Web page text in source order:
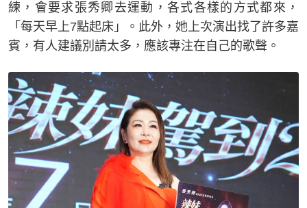
練，會要求張秀卿去運動，各式各樣的方式都來，
「每天早上7點起床」。此外，她上次演出找了許多嘉
賓，有人建議別請太多，應該專注在自己的歌聲。